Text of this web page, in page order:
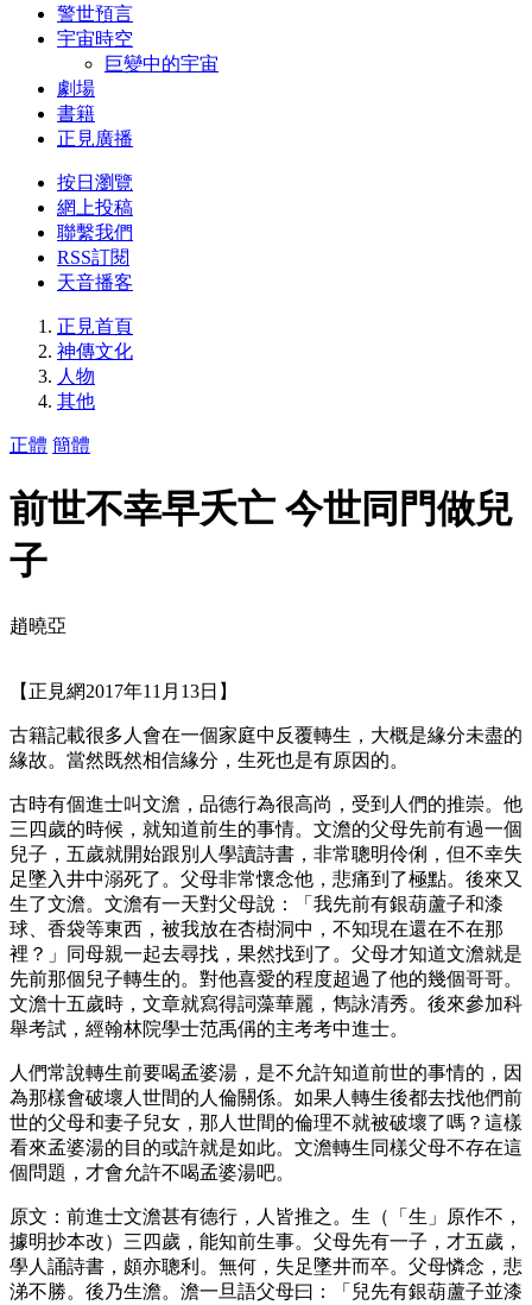
警世預言
宇宙時空
巨變中的宇宙
劇場
書籍
正見廣播
按日瀏覽
網上投稿
聯繫我們
RSS訂閱
天音播客
正見首頁
神傳文化
人物
其他
正體 簡體
前世不幸早夭亡 今世同門做兒
子
趙曉亞
【正見網2017年11月13日】
古籍記載很多人會在一個家庭中反覆轉生，大概是緣分未盡的
緣故。當然既然相信緣分，生死也是有原因的。
古時有個進士叫文澹，品德行為很高尚，受到人們的推崇。他
三四歲的時候，就知道前生的事情。文澹的父母先前有過一個
兒子，五歲就開始跟別人學讀詩書，非常聰明伶俐，但不幸失
足墜入井中溺死了。父母非常懷念他，悲痛到了極點。後來又
生了文澹。文澹有一天對父母說：「我先前有銀葫蘆子和漆
球、香袋等東西，被我放在杏樹洞中，不知現在還在不在那
裡？」同母親一起去尋找，果然找到了。父母才知道文澹就是
先前那個兒子轉生的。對他喜愛的程度超過了他的幾個哥哥。
文澹十五歲時，文章就寫得詞藻華麗，雋詠清秀。後來參加科
舉考試，經翰林院學士范禹偁的主考考中進士。
人們常說轉生前要喝孟婆湯，是不允許知道前世的事情的，因
為那樣會破壞人世間的人倫關係。如果人轉生後都去找他們前
世的父母和妻子兒女，那人世間的倫理不就被破壞了嗎？這樣
看來孟婆湯的目的或許就是如此。文澹轉生同樣父母不存在這
個問題，才會允許不喝孟婆湯吧。
原文：前進士文澹甚有德行，人皆推之。生（「生」原作不，
據明抄本改）三四歲，能知前生事。父母先有一子，才五歲，
學人誦詩書，頗亦聰利。無何，失足墜井而卒。父母憐念，悲
涕不勝。後乃生澹。澹一旦語父母曰：「兒先有銀葫蘆子並漆